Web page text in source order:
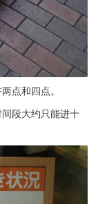
点和四点。
段大约只能进十